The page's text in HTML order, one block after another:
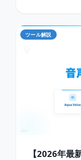
ツール解説
【2026年